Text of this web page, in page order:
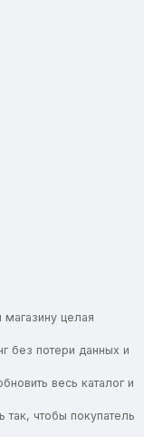
целая
без потери данных и
весь каталог и
так, чтобы покупатель